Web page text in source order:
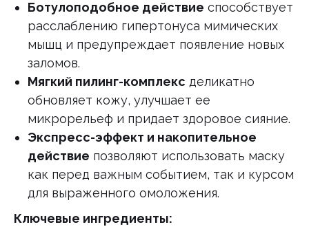
Ботулоподобное действие способствует
расслаблению гипертонуса мимических
мышц и предупреждает появление новых
заломов.
Мягкий пилинг-комплекс деликатно
обновляет кожу, улучшает ее
микрорельеф и придает здоровое сияние.
Экспресс-эффект и накопительное
действие позволяют использовать маску
как перед важным событием, так и курсом
для выраженного омоложения.
Ключевые ингредиенты: